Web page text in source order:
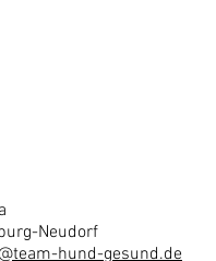
Neudorf
hund-gesund.de